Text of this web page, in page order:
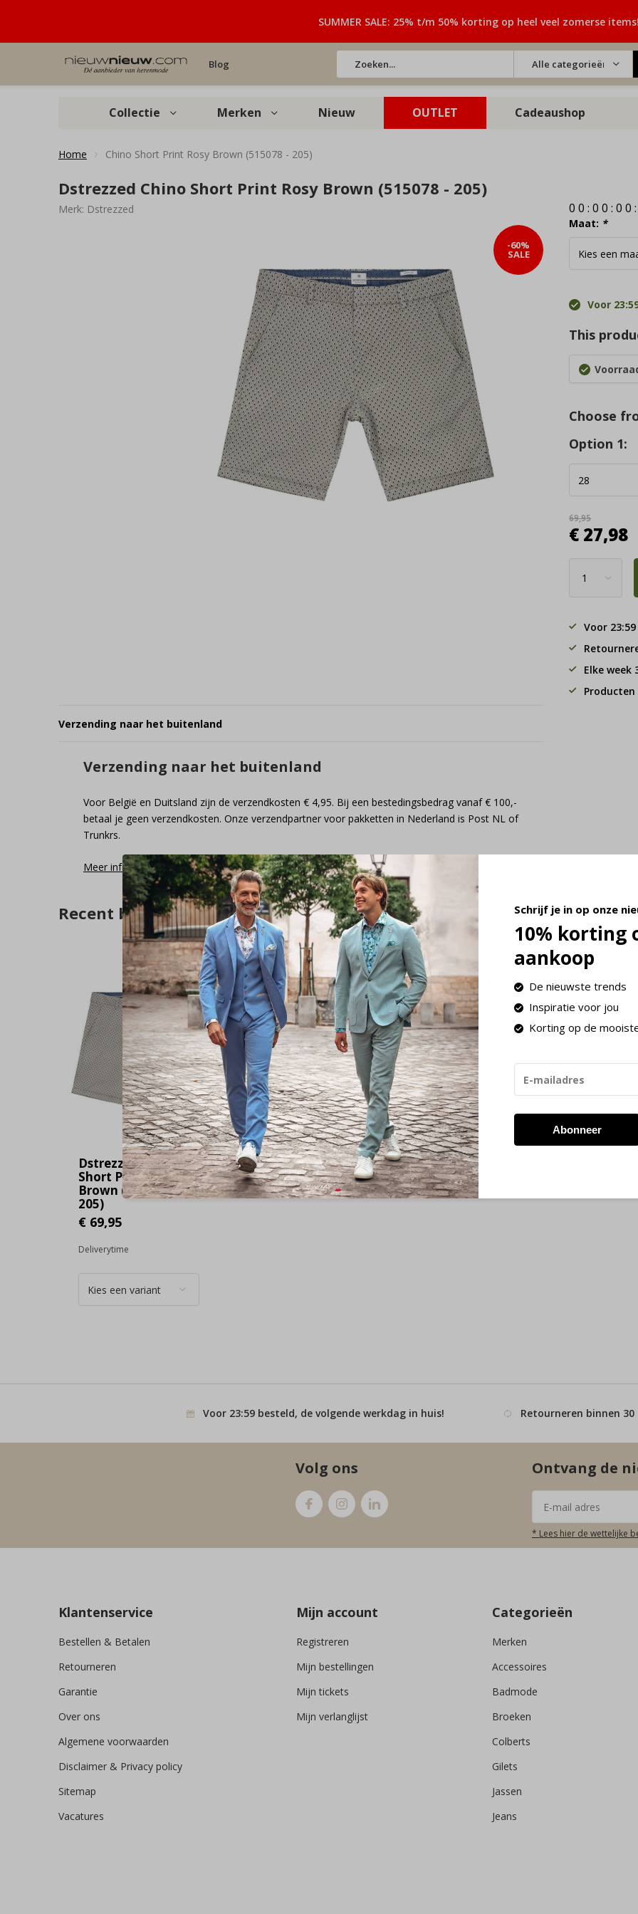
Blog Alle categorieën
SUMMER SALE: 25% t/m 50% korting op heel veel zomerse items!
Collectie Merken Nieuw OUTLET Cadeaushop
Home Chino Short Print Rosy Brown (515078 - 205)
Dstrezzed Chino Short Print Rosy Brown (515078 - 205)
Merk: Dstrezzed
-60%
SALE
0 0 :0 0 :0 0
Maat: *
Voor
This
Choose
Option 1:
69,95
€ 27,98
Voor
Elke week
Verzending naar het buitenland
Verzending naar het buitenland
Voor België en Duitsland zijn de verzendkosten € 4,95. Bij een bestedingsbedrag vanaf € 100,-
betaal je geen verzendkosten. Onze verzendpartner voor pakketten in Nederland is Post NL of
Trunkrs.
Meer informatie
Recent bekeken
Dstrezzed Chino
Short Print Rosy
Brown (515078 -
205)
€ 69,95
Deliverytime
Schrijf je in op onze
10% korting
aankoop
De nieuwste trends
Inspiratie voor jou
Korting op de
Abonneer
Voor 23:59 besteld, de volgende werkdag in huis! Retourneren binnen 30
Volg ons Ontvang de
* Lees hier de wettelijke
Klantenservice
Bestellen & Betalen
Retourneren
Garantie
Over ons
Algemene voorwaarden
Disclaimer & Privacy policy
Sitemap
Vacatures
Mijn account
Registreren
Mijn bestellingen
Mijn tickets
Mijn verlanglijst
Categorieën
Merken
Accessoires
Badmode
Broeken
Colberts
Gilets
Jassen
Jeans